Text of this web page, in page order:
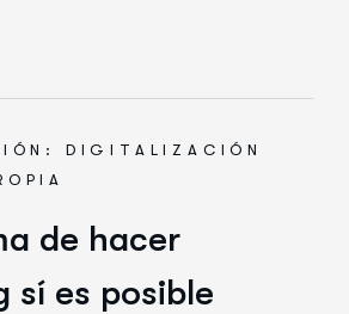
DIGITALIZACIÓN
de hacer
sí es posible